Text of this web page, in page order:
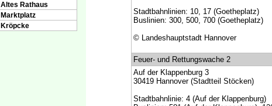
Altes Rathaus
Marktplatz
Kröpcke
Stadtbahnlinien: 10, 17 (Goetheplatz)
Buslinien: 300, 500, 700 (Goetheplatz)
© Landeshauptstadt Hannover
Feuer- und Rettungswache 2
Auf der Klappenburg 3
30419 Hannover (Stadtteil Stöcken)
Stadtbahnlinie: 4 (Auf der Klappenburg)